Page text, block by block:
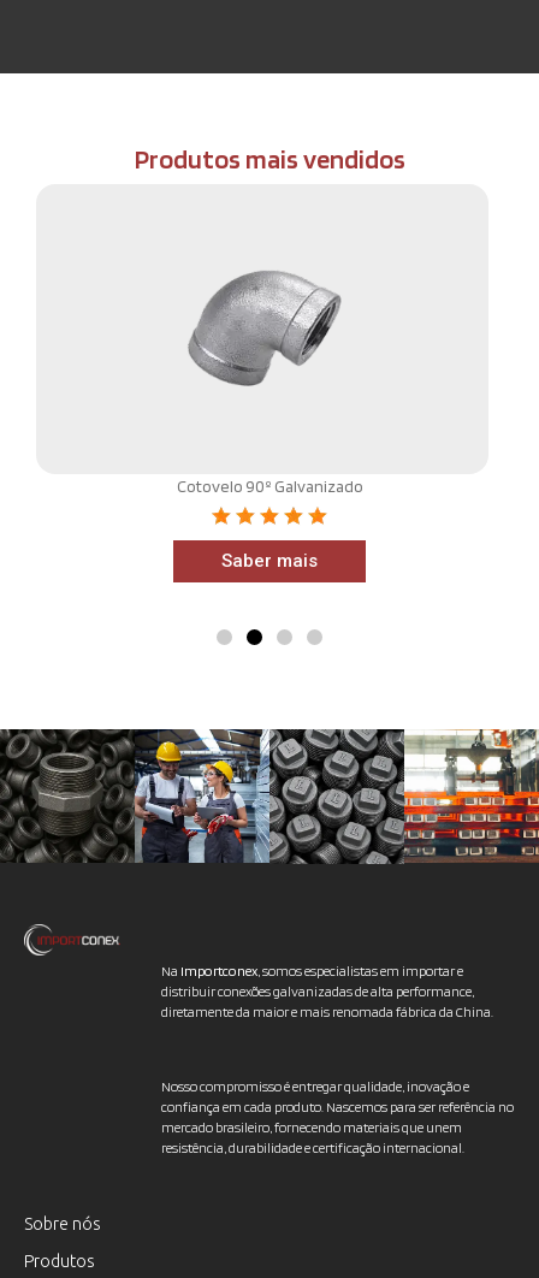
Produtos mais vendidos
Cotovelo 90º Galvanizado
Saber mais
Na Importconex, somos especialistas em importar e
distribuir conexões galvanizadas de alta performance,
diretamente da maior e mais renomada fábrica da China.
Nosso compromisso é entregar qualidade, inovação e
confiança em cada produto. Nascemos para ser referência no
mercado brasileiro, fornecendo materiais que unem
resistência, durabilidade e certificação internacional.
Sobre nós
Produtos